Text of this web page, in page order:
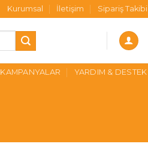
Kurumsal İletişim Sipariş Takibi
KAMPANYALAR YARDIM & DESTEK